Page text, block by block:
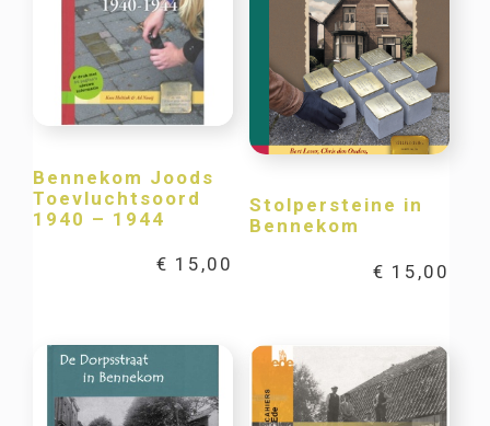
Bennekom Joods
Toevluchtsoord
1940 – 1944
€ 15,00
Stolpersteine in
Bennekom
€ 15,00